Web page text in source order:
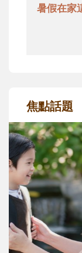
暑假在家
焦點話題